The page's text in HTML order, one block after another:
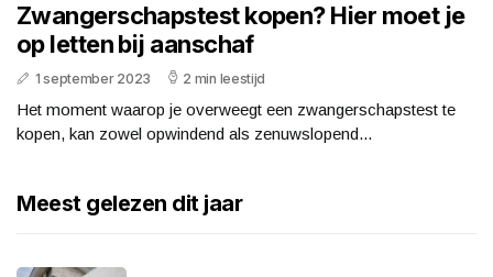
Zwangerschapstest kopen? Hier moet je
op letten bij aanschaf
1 september 2023 2 min leestijd
Het moment waarop je overweegt een zwangerschapstest te
kopen, kan zowel opwindend als zenuwslopend...
Meest gelezen dit jaar